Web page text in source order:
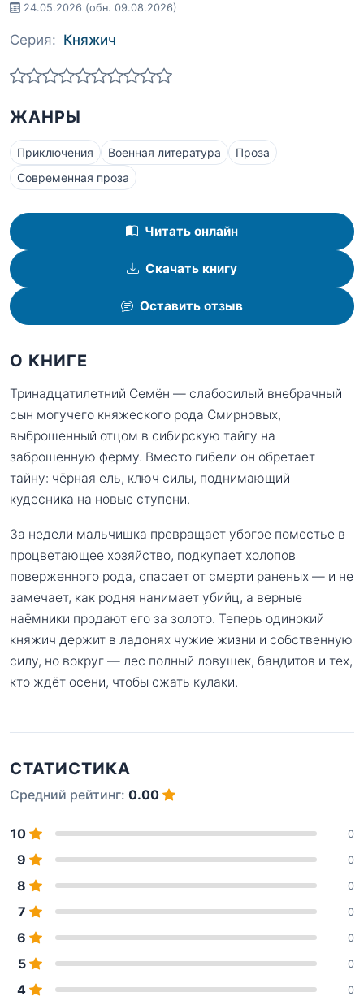
24.05.2026 (обн. 09.08.2026)
Серия: Княжич
ЖАНРЫ
Приключения Военная литература
Проза
Современная проза
Читать онлайн
Скачать книгу
Оставить отзыв
О КНИГЕ
Тринадцатилетний Семён — слабосилый внебрачный
сын могучего княжеского рода Смирновых,
выброшенный отцом в сибирскую тайгу на
заброшенную ферму. Вместо гибели он обретает
тайну: чёрная ель, ключ силы, поднимающий
кудесника на новые ступени.
За недели мальчишка превращает убогое поместье в
процветающее хозяйство, подкупает холопов
поверженного рода, спасает от смерти раненых — и не
замечает, как родня нанимает убийц, а верные
наёмники продают его за золото. Теперь одинокий
княжич держит в ладонях чужие жизни и собственную
силу, но вокруг — лес полный ловушек, бандитов и тех,
кто ждёт осени, чтобы сжать кулаки.
СТАТИСТИКА
Средний рейтинг: 0.00
10 0
9 0
8 0
7 0
6 0
5 0
4 0